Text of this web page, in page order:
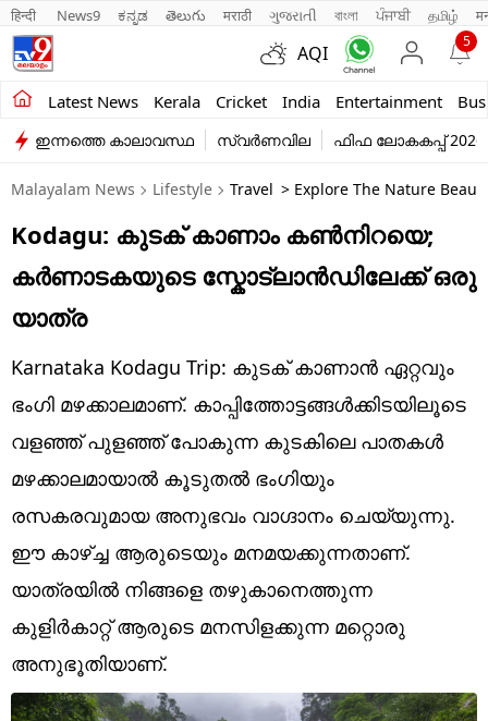
हिन्दी News9 ಕನ್ನಡ తెలుగు मराठी ગુજરાતી বাংলা ਪੰਜਾਬੀ தமிழ்
AQI
5
Latest News Kerala Cricket India Entertainment
Kerala
India
Entertainment
Business
Education
Lifestyle
world
Technology
Religion
Web Story
Photo
Short Videos
ഇന്നത്തെ കാലാവസ്ഥ സ്വർണവില ഫിഫ ലോകകപ്പ് 2026
Malayalam News Lifestyle Travel > Explore The Nature
Kodagu: കുടക് കാണാം കൺനിറയെ;
കർണാടകയുടെ സ്കോട്ലാൻഡിലേക്ക് ഒരു
യാത്ര
Karnataka Kodagu Trip: കുടക് കാണാൻ ഏറ്റവും
ഭം​ഗി മഴക്കാലമാണ്. കാപ്പിത്തോട്ടങ്ങൾക്കിടയിലൂടെ
വളഞ്ഞ് പുളഞ്ഞ് പോകുന്ന കുടകിലെ പാതകൾ
മഴക്കാലമായാൽ കൂടുതൽ ഭം​ഗിയും
രസകരവുമായ അനുഭവം വാ​ഗ്ദാനം ചെയ്യുന്നു.
ഈ കാഴ്ച്ച ആരുടെയും മനമയക്കുന്നതാണ്.
യാത്രയിൽ നിങ്ങളെ തഴുകാനെത്തുന്ന
കുളിർകാറ്റ് ആരുടെ മനസിളക്കുന്ന മറ്റൊരു
അനുഭൂതിയാണ്.